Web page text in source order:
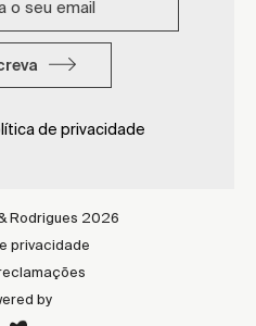
de privacidade
Rodrigues 2026
privacidade
by